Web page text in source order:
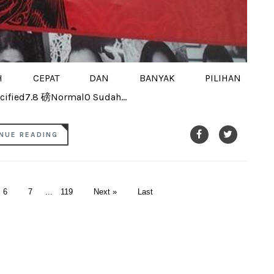
DAN BANYAK PILIHAN
磅Normal0 Sudah...
READING
6 7 ... 119 Next » Last